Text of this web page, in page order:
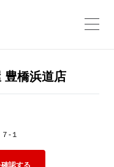
豊橋浜道店
-１
認する